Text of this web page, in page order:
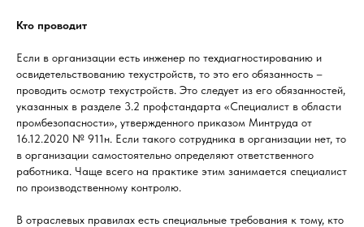
Кто проводит
Если в организации есть инженер по техдиагностированию и
освидетельствованию техустройств, то это его обязанность –
проводить осмотр техустройств. Это следует из его обязанностей,
указанных в разделе 3.2 профстандарта «Специалист в области
промбезопасности», утвержденного приказом Минтруда от
16.12.2020 № 911н. Если такого сотрудника в организации нет, то
в организации самостоятельно определяют ответственного
работника. Чаще всего на практике этим занимается специалист
по производственному контролю.
В отраслевых правилах есть специальные требования к тому, кто